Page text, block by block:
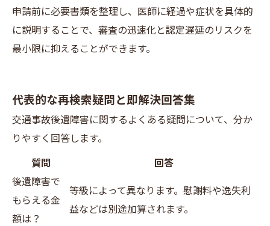
申請前に必要書類を整理し、医師に経過や症状を具体的
に説明することで、審査の迅速化と認定遅延のリスクを
最小限に抑えることができます。
代表的な再検索疑問と即解決回答集
交通事故後遺障害に関するよくある疑問について、分か
りやすく回答します。
質問
回答
後遺障害で
もらえる金
額は？
等級によって異なります。慰謝料や逸失利
益などは別途加算されます。